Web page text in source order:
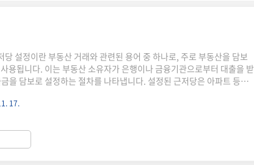
당 설정이란 부동산 거래와 관련된 용어 중 하나로, 주로 부동산을 담보
용됩니다. 이는 부동산 소유자가 은행이나 금융기관으로부터 대출을 받
을 담보로 설정하는 절차를 나타냅니다. 설정된 근저당은 아파트 등의
금액을 우선 상환하는 것을 의미합니다. 주요 목적은 대출금을 담보로
위해 부동산에 설정합니다. 이를 통해 은행은 대출금 상환을 우선적으
대출금을 더 낮은 이자율로 대출할 수 있게 됩니다. 또한, ..
17.